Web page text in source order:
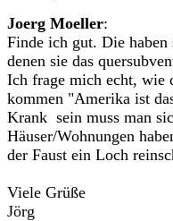
Joerg Moeller:
Finde ich gut. Die haben
denen sie das
Ich frage mich echt, wie
kommen "Amerika ist
Krank sein muss man
Häuser/Wohnungen
der Faust ein Loch
Viele Grüße
Jörg